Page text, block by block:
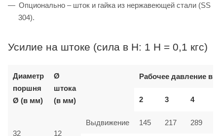
Опционально – шток и гайка из нержавеющей стали (SS
304).
Усилие на штоке (сила в Н: 1 Н = 0,1 кгс)
Диаметр
поршня
Ø (в мм)
Ø
штока
(в мм)
Рабочее давление в
2 3 4
32 12
Выдвижение 145 217 289